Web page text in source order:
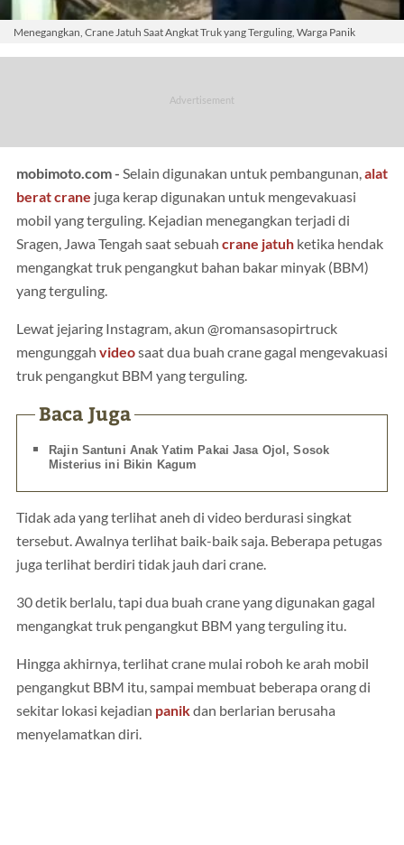
Menegangkan, Crane Jatuh Saat Angkat Truk yang Terguling, Warga Panik
mobimoto.com - Selain digunakan untuk pembangunan,alat
beratcrane juga kerap digunakan untuk mengevakuasi
mobil yang terguling. Kejadian menegangkan terjadi di
Sragen, Jawa Tengah saat sebuah crane jatuh ketika hendak
mengangkat truk pengangkut bahan bakar minyak (BBM)
yang terguling.
Lewat jejaring Instagram, akun @romansasopirtruck
mengunggah videosaat dua buah crane gagal mengevakuasi
truk pengangkut BBM yang terguling.
Baca Juga
Rajin Santuni Anak Yatim Pakai Jasa Ojol, Sosok
Misterius ini Bikin Kagum
Tidak ada yang terlihat aneh di video berdurasi singkat
tersebut. Awalnya terlihat baik-baik saja. Beberapa petugas
juga terlihat berdiri tidak jauh dari crane.
30 detik berlalu, tapi dua buah crane yang digunakan gagal
mengangkat truk pengangkut BBM yang terguling itu.
Hingga akhirnya, terlihat crane mulai roboh ke arah mobil
pengangkut BBM itu, sampai membuat beberapa orang di
sekitar lokasi kejadian panikdan berlarian berusaha
menyelamatkan diri.